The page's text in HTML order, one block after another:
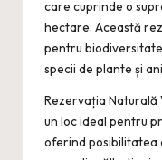
care cuprinde o
hectare. Această
pentru
specii de plante și
Rezervația Naturală
un loc ideal pentru
oferind posibilitatea